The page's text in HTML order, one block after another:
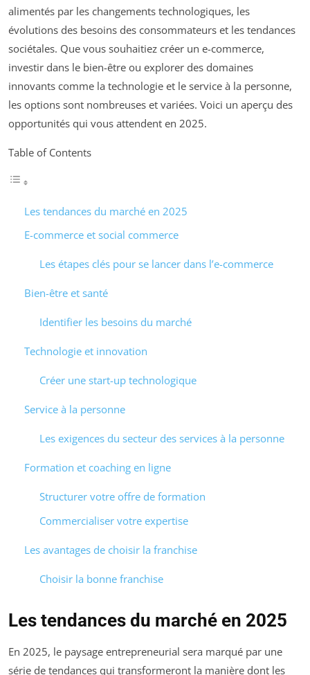
alimentés par les changements technologiques, les
évolutions des besoins des consommateurs et les tendances
sociétales. Que vous souhaitiez créer un e-commerce,
investir dans le bien-être ou explorer des domaines
innovants comme la technologie et le service à la personne,
les options sont nombreuses et variées. Voici un aperçu des
opportunités qui vous attendent en 2025.
Table of Contents
Les tendances du marché en 2025
E-commerce et social commerce
Les étapes clés pour se lancer dans l’e-commerce
Bien-être et santé
Identifier les besoins du marché
Technologie et innovation
Créer une start-up technologique
Service à la personne
Les exigences du secteur des services à la personne
Formation et coaching en ligne
Structurer votre offre de formation
Commercialiser votre expertise
Les avantages de choisir la franchise
Choisir la bonne franchise
Les tendances du marché en 2025
En 2025, le paysage entrepreneurial sera marqué par une
série de tendances qui transformeront la manière dont les